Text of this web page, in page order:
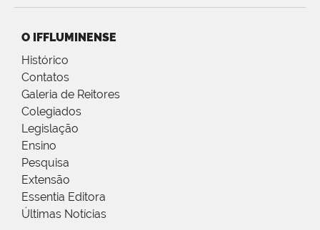
O IFFLUMINENSE
Histórico
Contatos
Galeria de Reitores
Colegiados
Legislação
Ensino
Pesquisa
Extensão
Essentia Editora
Últimas Notícias